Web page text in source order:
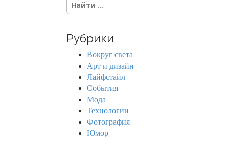
e
c
Рубрики
Вокруг света
Арт и дизайн
Лайфстайл
События
Мода
Технологии
Фотография
Юмор